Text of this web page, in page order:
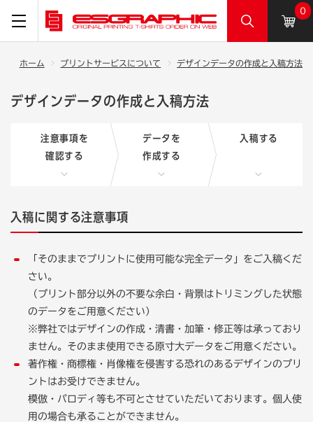
0
ホーム プリントサービスについて デザインデータの作成と入稿方法
デザインデータの作成と入稿方法
注意事項を
確認する
データを
作成する
入稿する
入稿に関する注意事項
「そのままでプリントに使用可能な完全データ」をご入稿くだ
さい。
（プリント部分以外の不要な余白・背景はトリミングした状態
のデータをご用意ください）
※弊社ではデザインの作成・清書・加筆・修正等は承っており
ません。そのまま使用できる原寸大データをご用意ください。
著作権・商標権・肖像権を侵害する恐れのあるデザインのプリ
ントはお受けできません。
模倣・パロディ等も不可とさせていただいております。個人使
用の場合も承ることができません。